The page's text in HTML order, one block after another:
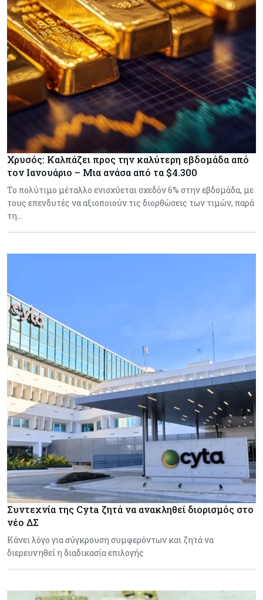
Χρυσός: Καλπάζει προς την καλύτερη εβδομάδα από
τον Ιανουάριο – Μια ανάσα από τα $4.300
Το πολύτιμο μέταλλο ενισχύεται σχεδόν 6% στην εβδομάδα, με
τους επενδυτές να αξιοποιούν τις διορθώσεις των τιμών, παρά
τη…
Συντεχνία της Cyta ζητά να ανακληθεί διορισμός στο
νέο ΔΣ
Κάνει λόγο για σύγκρουση συμφερόντων και ζητά να
διερευνηθεί η διαδικασία επιλογής